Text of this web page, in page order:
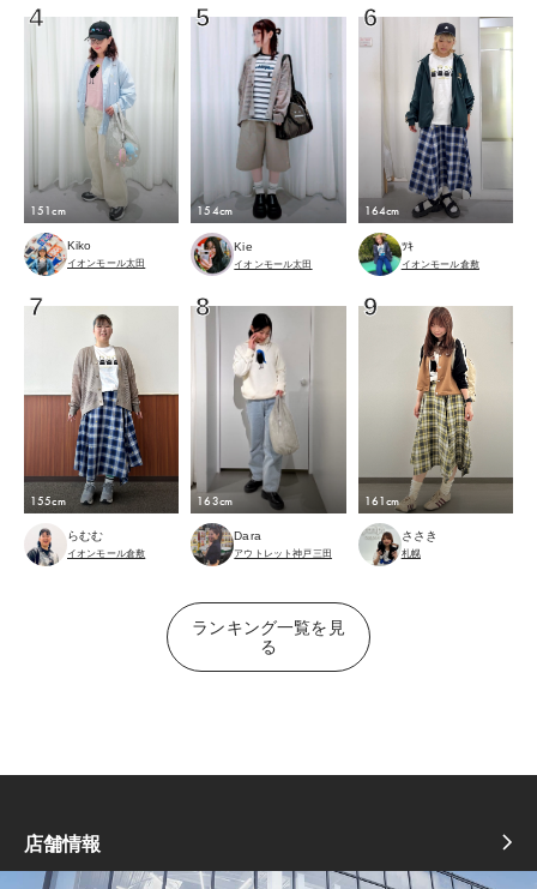
4
151cm
Kiko
イオンモール太田
5
154cm
Kie
イオンモール太田
6
164cm
ﾂｷ
イオンモール倉敷
7
155cm
らむむ
イオンモール倉敷
8
163cm
Dara
アウトレット神戸三田
9
161cm
ささき
札幌
ランキング一覧を見
る
店舗情報